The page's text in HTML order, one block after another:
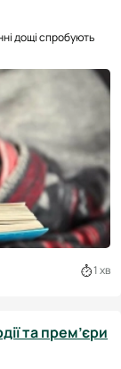
дощі спробують
1 хв
та прем’єри